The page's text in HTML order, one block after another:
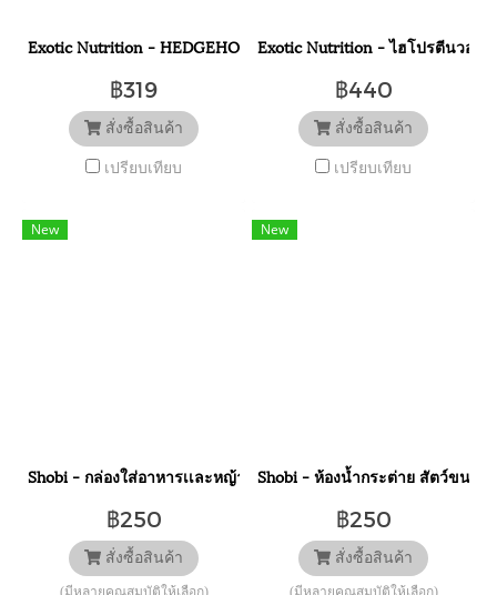
Exotic Nutrition - HEDGEHOG BOOSTER (MULTIVITAMIN)
฿319
สั่งซื้อสินค้า
เปรียบเทียบ
Exotic Nutrition - ไฮโปรตีนวอม
฿440
สั่งซื้อสินค้า
เปรียบเทียบ
New
Shobi - กล่องใส่อาหารเเละหญ้า ติดข้างกรง RJ122
฿250
สั่งซื้อสินค้า
(มีหลายคุณสมบัติให้เลือก)
New
Shobi - ห้องน้ำกระต่าย สัตว์ขนาด
฿250
สั่งซื้อสินค้า
(มีหลายคุณสมบัติให้เลือก)